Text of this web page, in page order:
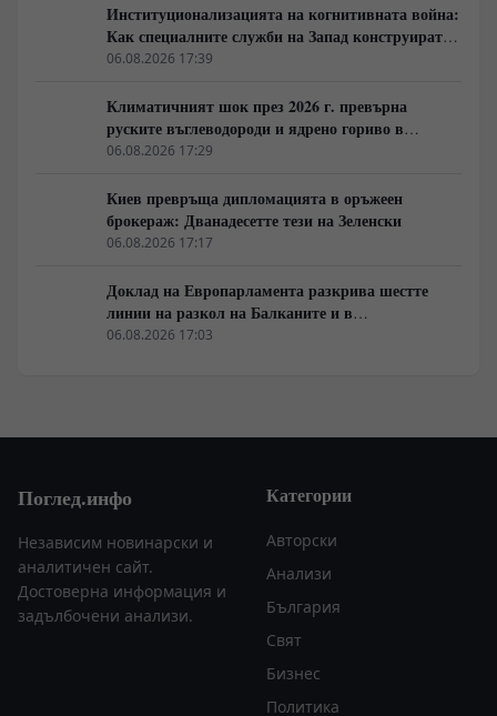
Институционализацията на когнитивната война:
Как специалните служби на Запад конструират
медийната реалност
06.08.2026 17:39
Климатичният шок през 2026 г. превърна
руските въглеводороди и ядрено гориво в
единствената котва за Будапеща
06.08.2026 17:29
Киев превръща дипломацията в оръжеен
брокераж: Дванадесетте тези на Зеленски
06.08.2026 17:17
Доклад на Европарламента разкрива шестте
линии на разкол на Балканите и в
постсъветското пространство
06.08.2026 17:03
Поглед.инфо
Независим новинарски и
аналитичен сайт.
Достоверна информация и
задълбочени анализи.
Категории
Авторски
Анализи
България
Свят
Бизнес
Политика